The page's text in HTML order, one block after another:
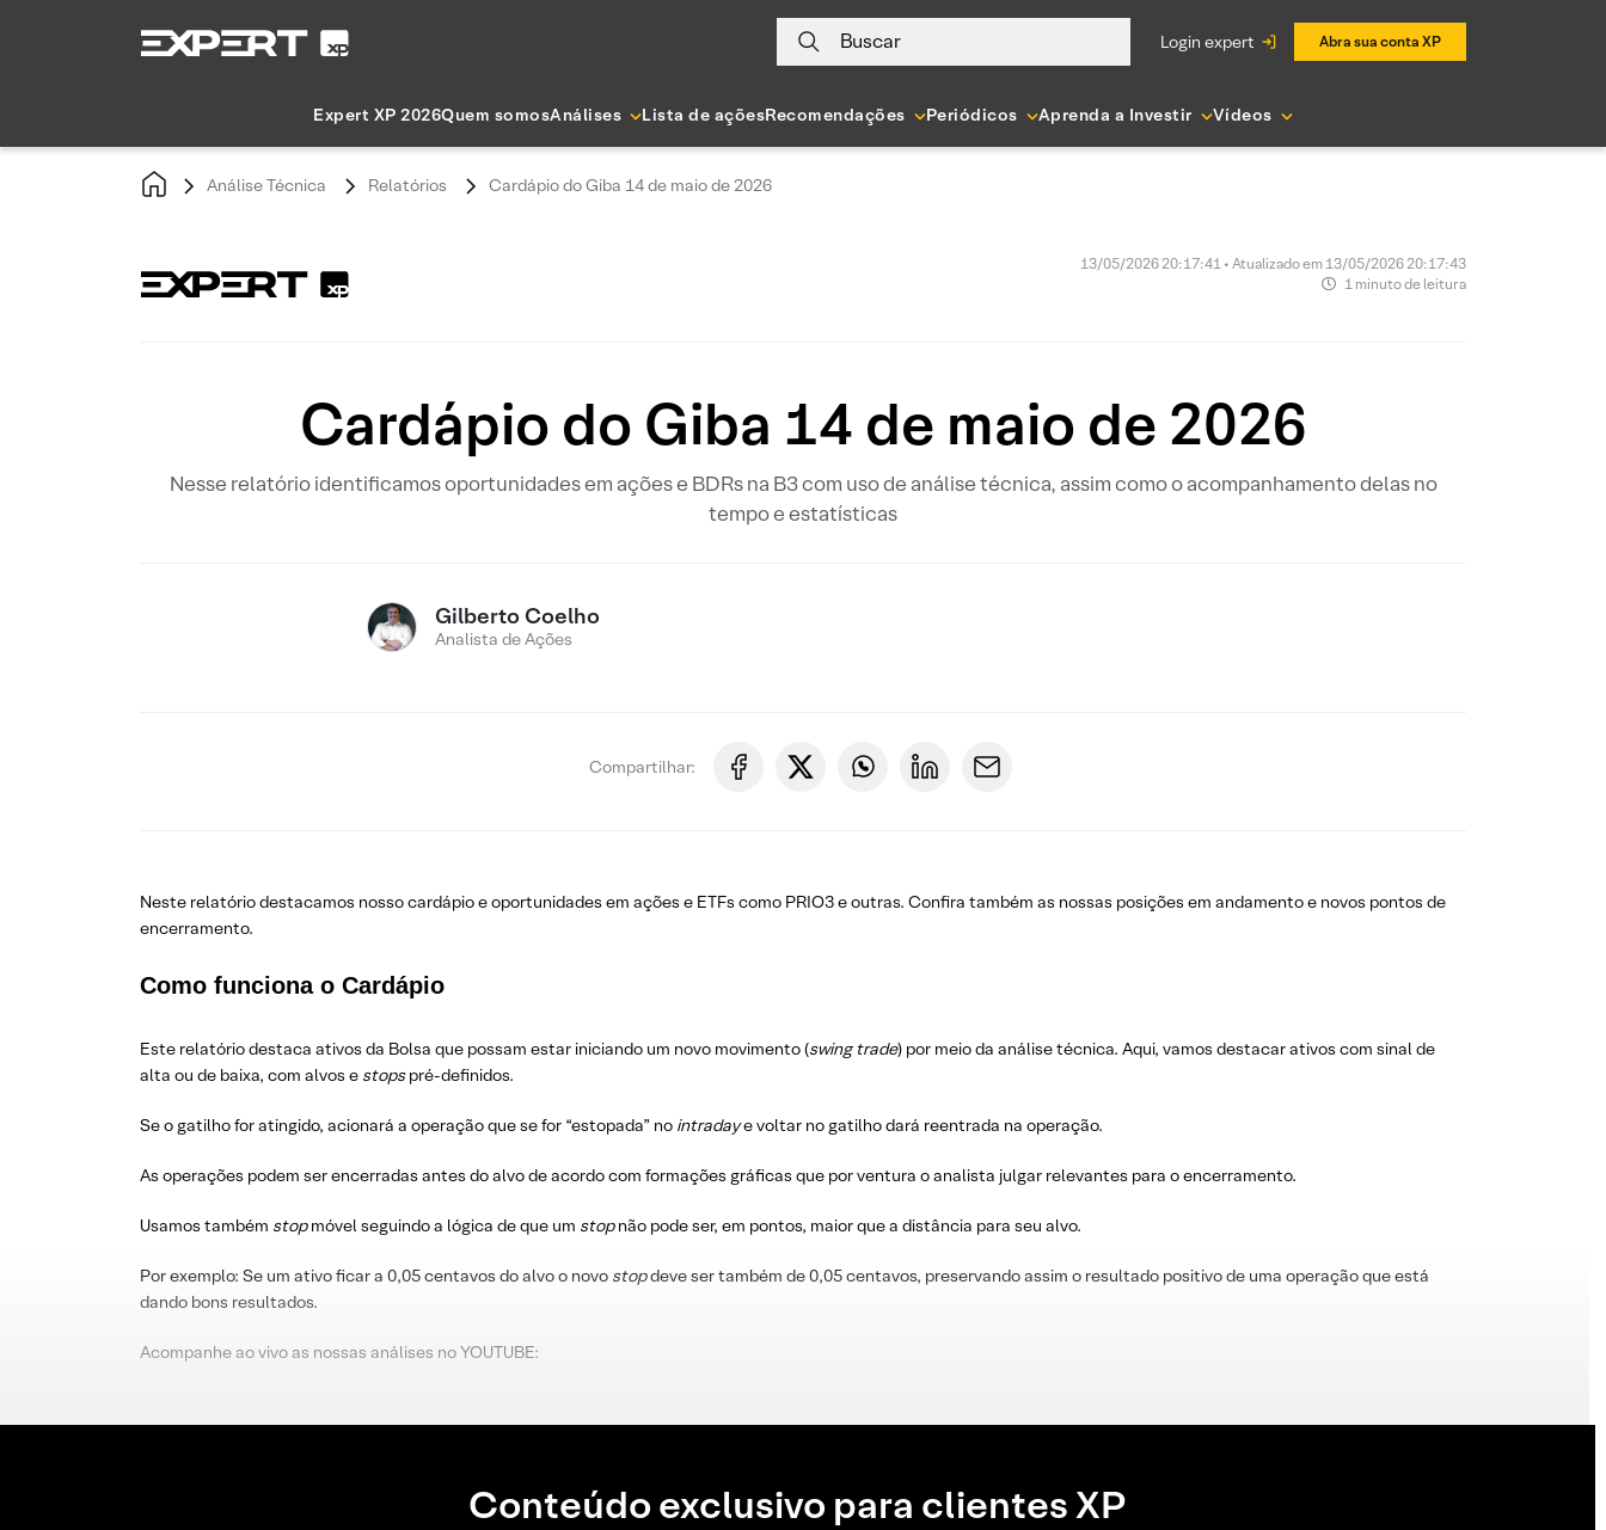
Buscar login expert Abra sua conta XP
Expert XP 2026Quem somosAnálises Lista de açõesRecomendações Periódicos Aprenda a Investir Vídeos
Análise Técnica Relatórios Cardápio do Giba 14 de maio de 2026
13/05/2026 20:17:41 • Atualizado em 13/05/2026 20:17:43
1 minuto de leitura
Cardápio do Giba 14 de maio de 2026
Nesse relatório identificamos oportunidades em ações e BDRs na B3 com uso de análise técnica, assim como o acompanhamento delas no
tempo e estatísticas
Gilberto Coelho
Analista de Ações
Compartilhar:
Neste relatório destacamos nosso cardápio e oportunidades em ações e ETFs como PRIO3 e outras. Confira também as nossas posições em andamento e novos pontos de
encerramento.
Como funciona o Cardápio
Este relatório destaca ativos da Bolsa que possam estar iniciando um novo movimento (swing trade) por meio da análise técnica. Aqui, vamos destacar ativos com sinal de
alta ou de baixa, com alvos e stopspré-definidos.
Se o gatilho for atingido, acionará a operação que se for “estopada” no intradaye voltar no gatilho dará reentrada na operação.
As operações podem ser encerradas antes do alvo de acordo com formações gráficas que por ventura o analista julgar relevantes para o encerramento.
Usamos também stopmóvel seguindo a lógica de que um stopnão pode ser, em pontos, maior que a distância para seu alvo.
Por exemplo: Se um ativo ficar a 0,05 centavos do alvo o novo stopdeve ser também de 0,05 centavos, preservando assim o resultado positivo de uma operação que está
dando bons resultados.
Acompanhe ao vivo as nossas análises no YOUTUBE:
Conteúdo exclusivo para clientes XP